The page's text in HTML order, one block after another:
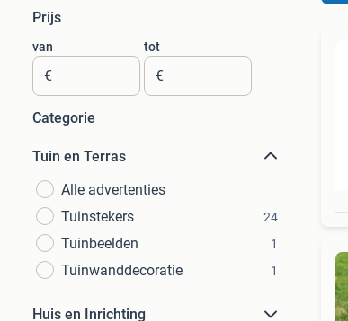
Prijs
van
€
tot
€
Categorie
Tuin en Terras
Alle advertenties
Tuinstekers
24
Tuinbeelden 1
Tuinwanddecoratie 1
Huis en Inrichting